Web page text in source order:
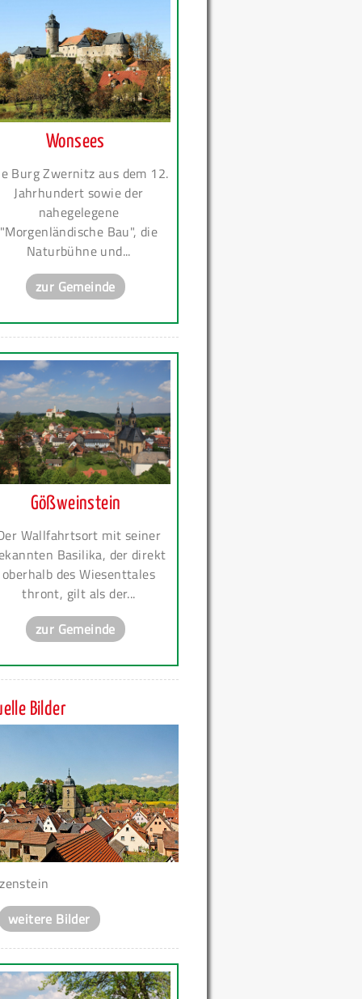
Wonsees
Burg Zwernitz aus dem 12.
Jahrhundert sowie der
nahegelegene
"Morgenländische Bau", die
Naturbühne und...
zur Gemeinde
Gößweinstein
Wallfahrtsort mit seiner
Basilika, der direkt
oberhalb des Wiesenttales
thront, gilt als der...
zur Gemeinde
Bilder
weitere Bilder